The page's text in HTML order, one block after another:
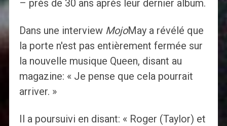
– près de 30 ans après leur dernier album.
Dans une interview MojoMay a révélé que
la porte n'est pas entièrement fermée sur
la nouvelle musique Queen, disant au
magazine: « Je pense que cela pourrait
arriver. »
Il a poursuivi en disant: « Roger (Taylor) et